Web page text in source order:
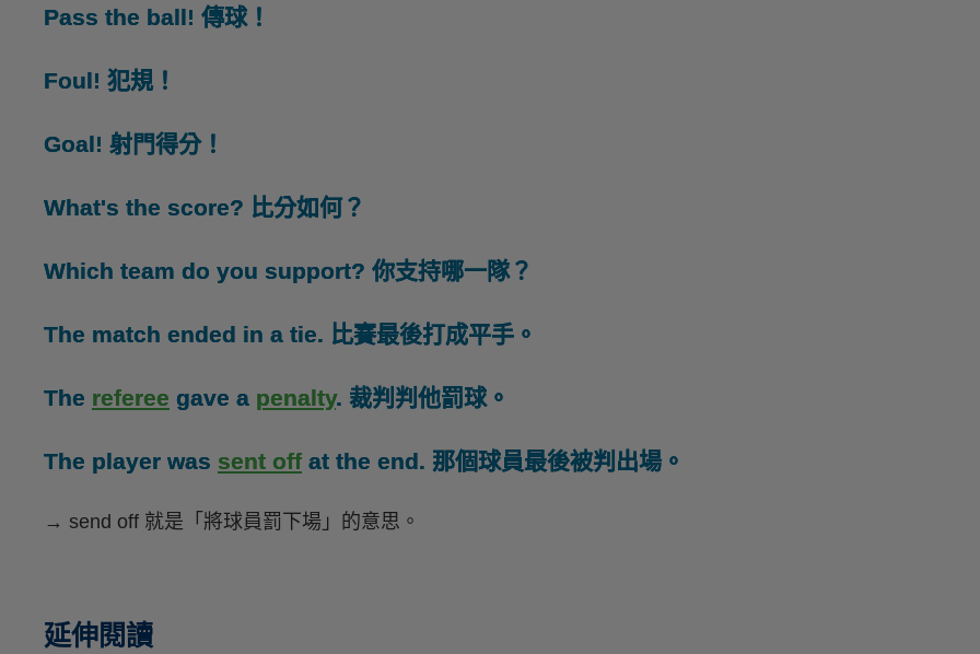
Pass the ball! 傳球！
Foul! 犯規！
Goal! 射門得分！
What's the score? 比分如何？
Which team do you support? 你支持哪一隊？
The match ended in a tie. 比賽最後打成平手。
The referee gave a penalty. 裁判判他罰球。
The player was sent off at the end. 那個球員最後被判出場。
→ send off 就是「將球員罰下場」的意思。
延伸閱讀